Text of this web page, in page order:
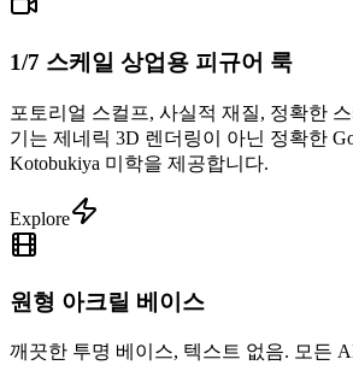
1/7 스케일 상업용 피규어 룩
포토리얼 스컬프, 사실적 재질, 정확한
기는 제네릭 3D 렌더링이 아닌 정확한
Kotobukiya 미학을 제공합니다.
Explore
원형 아크릴 베이스
깨끗한 투명 베이스, 텍스트 없음. 모든